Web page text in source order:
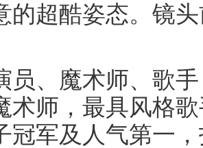
的超酷姿态。镜
员、魔术师、歌
术师，最具风格
冠军及人气第一